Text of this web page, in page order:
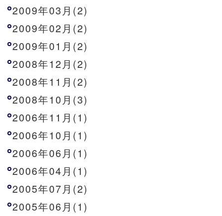
2009年03月(2)
2009年02月(2)
2009年01月(2)
2008年12月(2)
2008年11月(2)
2008年10月(3)
2006年11月(1)
2006年10月(1)
2006年06月(1)
2006年04月(1)
2005年07月(2)
2005年06月(1)